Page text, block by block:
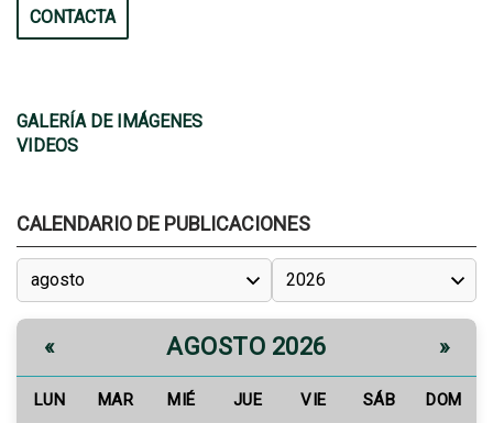
CONTACTA
GALERÍA DE IMÁGENES
VIDEOS
CALENDARIO DE PUBLICACIONES
« AGOSTO 2026 »
LUN MAR MIÉ JUE VIE SÁB DOM